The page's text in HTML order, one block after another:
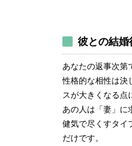
彼との結婚
あなたの返事次第
性格的な相性は決
スが大きくなる点
あの人は「妻」に
健気で尽くすタイ
だけです。